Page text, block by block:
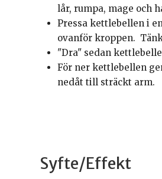
lår, rumpa, mage och
Pressa kettlebellen i
ovanför kroppen.
"Dra" sedan
För ner kettlebellen
nedåt till sträckt arm.
Syfte/Effekt